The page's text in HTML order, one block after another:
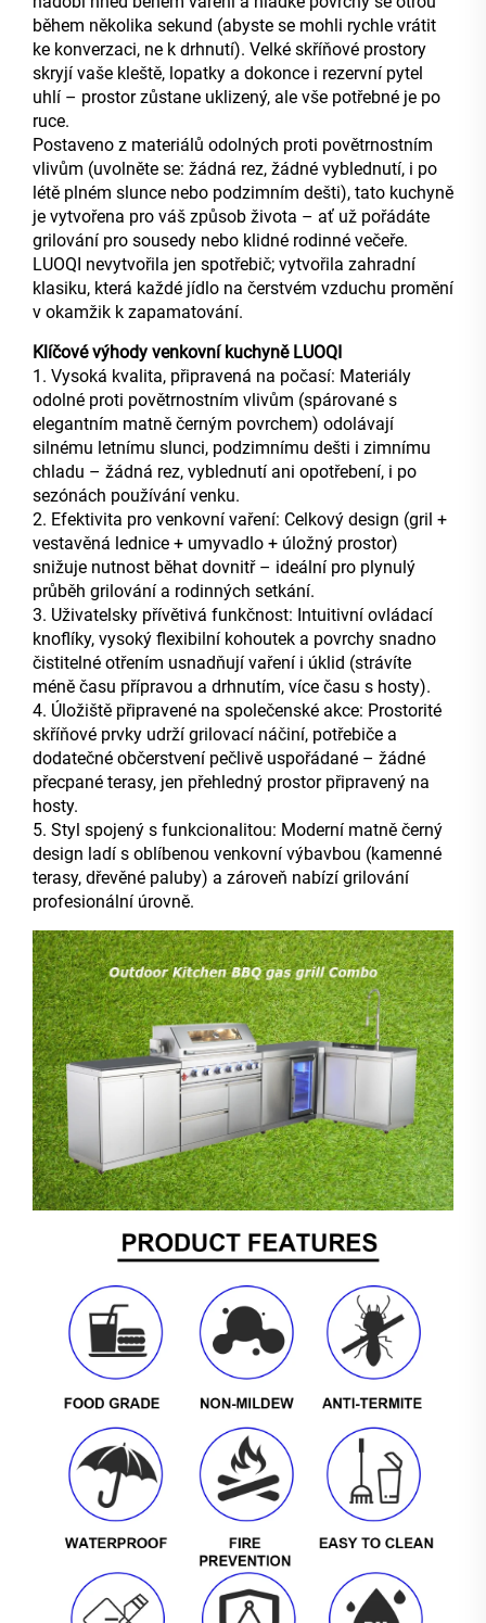
během několika sekund (abyste se mohli rychle vrátit
ke konverzaci, ne k drhnutí). Velké skříňové prostory
skryjí vaše kleště, lopatky a dokonce i rezervní pytel
uhlí – prostor zůstane uklizený, ale vše potřebné je po
ruce.
Postaveno z materiálů odolných proti povětrnostním
vlivům (uvolněte se: žádná rez, žádné vyblednutí, i po
létě plném slunce nebo podzimním dešti), tato kuchyně
je vytvořena pro váš způsob života – ať už pořádáte
grilování pro sousedy nebo klidné rodinné večeře.
LUOQI nevytvořila jen spotřebič; vytvořila zahradní
klasiku, která každé jídlo na čerstvém vzduchu promění
v okamžik k zapamatování.
Klíčové výhody venkovní kuchyně LUOQI
1. Vysoká kvalita, připravená na počasí: Materiály
odolné proti povětrnostním vlivům (spárované s
elegantním matně černým povrchem) odolávají
silnému letnímu slunci, podzimnímu dešti i zimnímu
chladu – žádná rez, vyblednutí ani opotřebení, i po
sezónách používání venku.
2. Efektivita pro venkovní vaření: Celkový design (gril +
vestavěná lednice + umyvadlo + úložný prostor)
snižuje nutnost běhat dovnitř – ideální pro plynulý
průběh grilování a rodinných setkání.
3. Uživatelsky přívětivá funkčnost: Intuitivní ovládací
knoflíky, vysoký flexibilní kohoutek a povrchy snadno
čistitelné otřením usnadňují vaření i úklid (strávíte
méně času přípravou a drhnutím, více času s hosty).
4. Úložiště připravené na společenské akce: Prostorité
skříňové prvky udrží grilovací náčiní, potřebiče a
dodatečné občerstvení pečlivě uspořádané – žádné
přecpané terasy, jen přehledný prostor připravený na
hosty.
5. Styl spojený s funkcionalitou: Moderní matně černý
design ladí s oblíbenou venkovní výbavbou (kamenné
terasy, dřevěné paluby) a zároveň nabízí grilování
profesionální úrovně.